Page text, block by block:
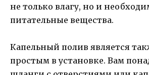
не только влагу, но и
питательные вещества.
Капельный полив является
простым в установке. Вам